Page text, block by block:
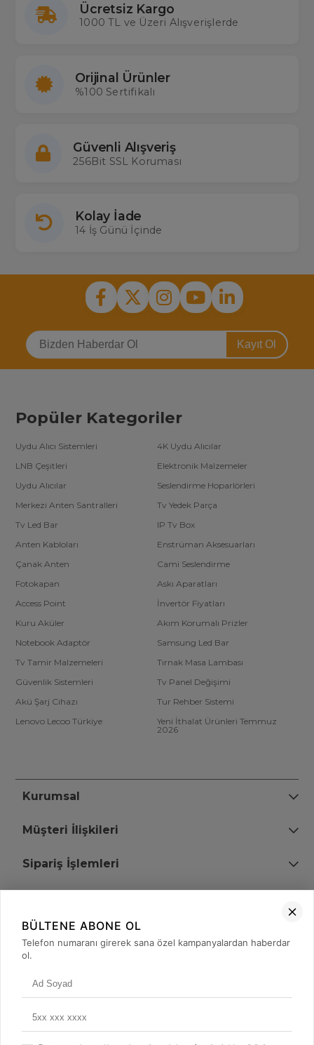
Ücretsiz Kargo
1000 TL ve Üzeri Alışverişlerde
Orijinal Ürünler
%100 Sertifikalı
Güvenli Alışveriş
256Bit SSL Koruması
Kolay İade
14 İş Günü İçinde
Kayıt Ol
Popüler Kategoriler
Uydu Alıcı Sistemleri
4K Uydu Alıcılar
LNB Çeşitleri
Elektronik Malzemeler
Uydu Alıcılar
Seslendirme Hoparlörleri
Merkezi Anten Santralleri
Tv Yedek Parça
Tv Led Bar
IP Tv Box
Anten Kabloları
Enstrüman Aksesuarları
Çanak Anten
Cami Seslendirme
Fotokapan
Askı Aparatları
Access Point
İnvertör Fiyatları
Kuru Aküler
Akım Korumalı Prizler
Notebook Adaptör
Samsung Led Bar
Tv Tamir Malzemeleri
Tırnak Masa Lambası
Güvenlik Sistemleri
Tv Panel Değişimi
Akü Şarj Cihazı
Tur Rehber Sistemi
Lenovo Lecoo Türkiye
Yeni İthalat Ürünleri Temmuz
2026
Kurumsal
Müşteri İlişkileri
Sipariş İşlemleri
+90 (850) 473 08 08
BÜLTENE ABONE OL
Telefon numaranı girerek sana özel kampanyalardan haberdar
ol.